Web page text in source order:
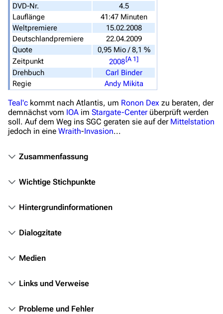
Überblick
Stargate SG-1
Stargate Atlantis
Stargate Universe
Stargate Origins
Stargate Infinity
Stargate-Romane
Filme
Das Stargate-Universum
Themenportal
Orte
Fanprojekte
Kommerzielles
DVD-Nr.
4.5
Lauflänge
41:47 Minuten
Weltpremiere
15.02.2008
Deutschlandpremiere
22.04.2009
Quote
0,95 Mio / 8,1 %
Zeitpunkt
2008[A 1]
Drehbuch
Carl Binder
Regie
Andy Mikita
Teal'c kommt nach Atlantis, um Ronon Dex zu beraten, der
demnächst vom IOA im Stargate-Centerüberprüft werden
soll. Auf dem Weg ins SGC geraten sie auf der Mittelstation
jedoch in eine Wraith-Invasion...
Zusammenfassung
Wichtige Stichpunkte
Hintergrundinformationen
Dialogzitate
Medien
Links und Verweise
Probleme und Fehler